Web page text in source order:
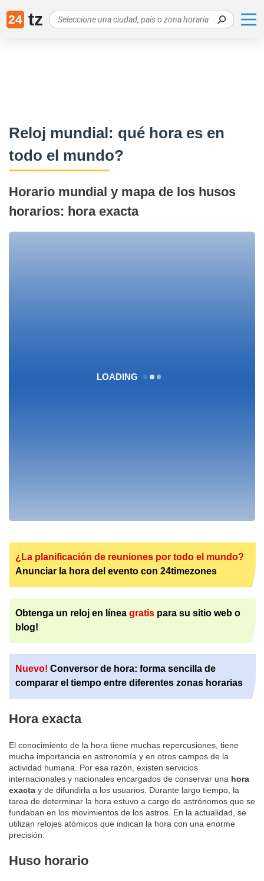
24 tz
Reloj mundial: qué hora es en
todo el mundo?
Horario mundial y mapa de los husos
horarios: hora exacta
LOADING
¿La planificación de reuniones por todo el mundo?
Anunciar la hora del evento con 24timezones
Obtenga un reloj en línea gratis para su sitio web o
blog!
Nuevo! Conversor de hora: forma sencilla de
comparar el tiempo entre diferentes zonas horarias
Hora exacta
El conocimiento de la hora tiene muchas repercusiones, tiene
mucha importancia en astronomía y en otros campos de la
actividad humana. Por esa razón, existen servicios
internacionales y nacionales encargados de conservar una hora
exacta y de difundirla a los usuarios. Durante largo tiempo, la
tarea de determinar la hora estuvo a cargo de astrónomos que se
fundaban en los movimientos de los astros. En la actualidad, se
utilizan relojes atómicos que indican la hora con una enorme
precisión.
Huso horario